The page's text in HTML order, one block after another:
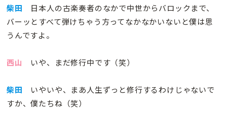
柴田 日本人の古楽奏者のなかで中世からバロックまで、
バーッとすべて弾けちゃう方ってなかなかいないと僕は思
うんですよ。
西山 いや、まだ修行中です（笑）
柴田 いやいや、まあ人生ずっと修行するわけじゃないで
すか、僕たちね（笑）